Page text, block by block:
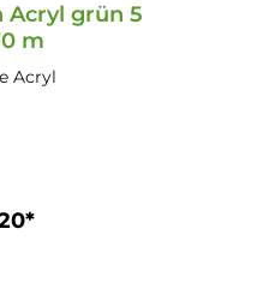
Acryl grün 5
m
Acryl